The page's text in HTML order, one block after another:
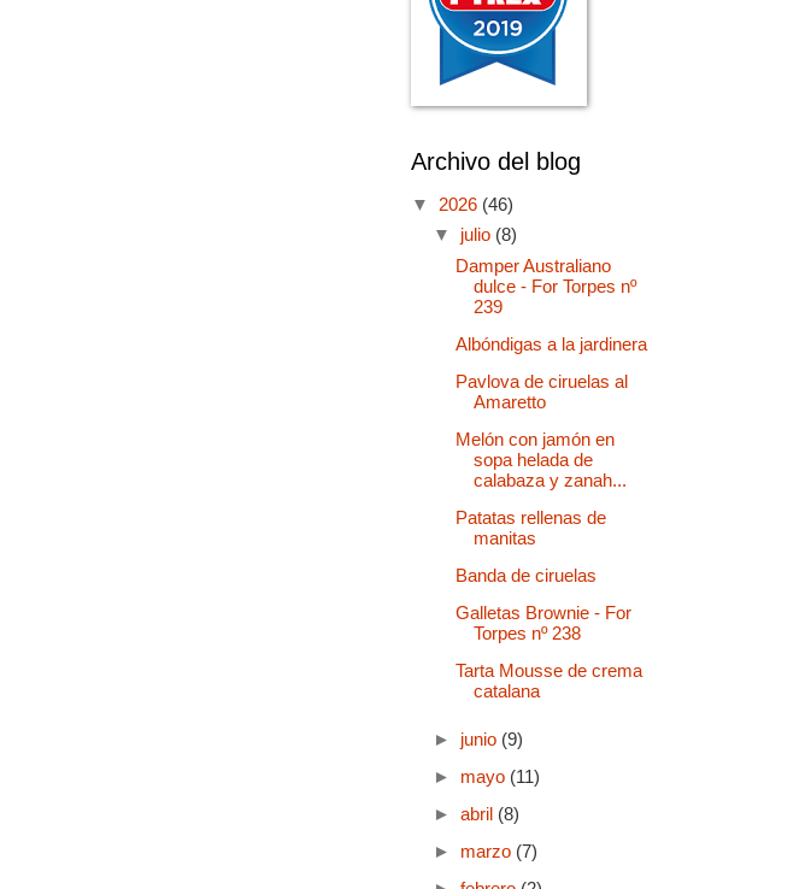
Archivo del blog
▼ 2026 (46)
▼ julio (8)
Damper Australiano
dulce - For Torpes nº
239
Albóndigas a la jardinera
Pavlova de ciruelas al
Amaretto
Melón con jamón en
sopa helada de
calabaza y zanah...
Patatas rellenas de
manitas
Banda de ciruelas
Galletas Brownie - For
Torpes nº 238
Tarta Mousse de crema
catalana
► junio (9)
► mayo (11)
► abril (8)
► marzo (7)